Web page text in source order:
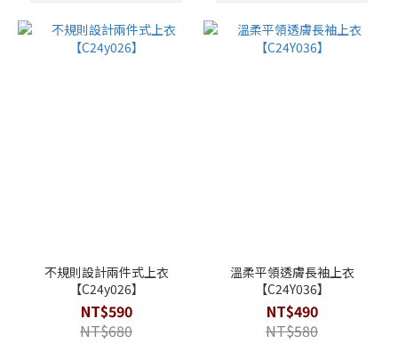
不規則設計兩件式上衣
【C24y026】
NT$590
NT$680
溫柔平領透膚長袖上衣
【C24Y036】
NT$490
NT$580